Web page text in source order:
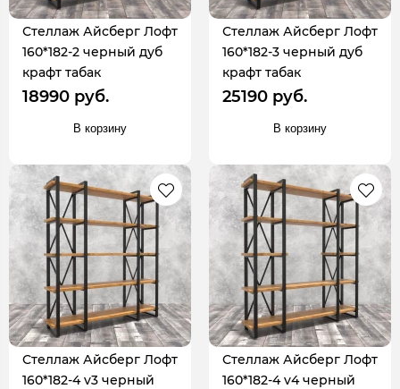
Стеллаж Айсберг Лофт
160*182-2 черный дуб
крафт табак
18990 руб.
В корзину
Стеллаж Айсберг Лофт
160*182-3 черный дуб
крафт табак
25190 руб.
В корзину
Стеллаж Айсберг Лофт
160*182-4 v3 черный
Стеллаж Айсберг Лофт
160*182-4 v4 черный